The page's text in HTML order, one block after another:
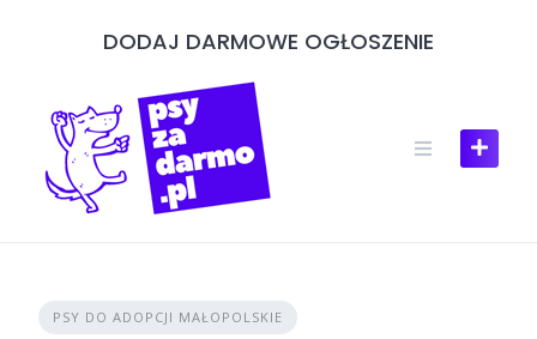
DODAJ DARMOWE OGŁOSZENIE
PSY DO ADOPCJI MAŁOPOLSKIE